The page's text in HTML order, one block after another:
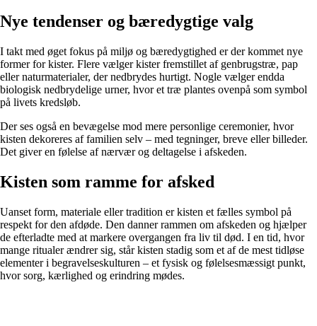
Nye tendenser og bæredygtige valg
I takt med øget fokus på miljø og bæredygtighed er der kommet nye
former for kister. Flere vælger kister fremstillet af genbrugstræ, pap
eller naturmaterialer, der nedbrydes hurtigt. Nogle vælger endda
biologisk nedbrydelige urner, hvor et træ plantes ovenpå som symbol
på livets kredsløb.
Der ses også en bevægelse mod mere personlige ceremonier, hvor
kisten dekoreres af familien selv – med tegninger, breve eller billeder.
Det giver en følelse af nærvær og deltagelse i afskeden.
Kisten som ramme for afsked
Uanset form, materiale eller tradition er kisten et fælles symbol på
respekt for den afdøde. Den danner rammen om afskeden og hjælper
de efterladte med at markere overgangen fra liv til død. I en tid, hvor
mange ritualer ændrer sig, står kisten stadig som et af de mest tidløse
elementer i begravelseskulturen – et fysisk og følelsesmæssigt punkt,
hvor sorg, kærlighed og erindring mødes.